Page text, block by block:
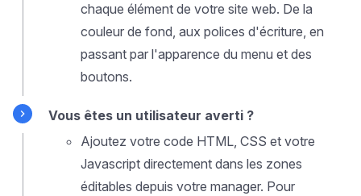
chaque élément de votre site web. De la
couleur de fond, aux polices d'écriture, en
passant par l'apparence du menu et des
boutons.
Vous êtes un utilisateur averti ?
Ajoutez votre code HTML, CSS et votre
Javascript directement dans les zones
éditables depuis votre manager. Pour